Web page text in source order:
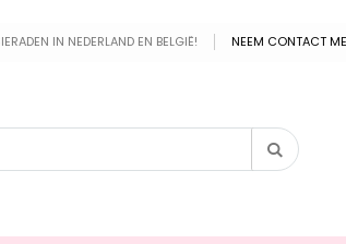
IN NEDERLAND EN BELGIË! NEEM CONTACT
Zoek